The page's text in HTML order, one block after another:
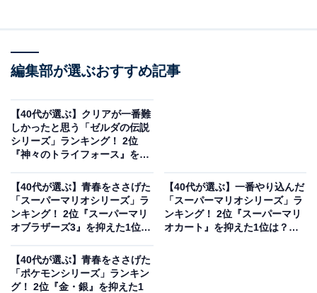
ることで利用できる「セーブ機能」を大いに利用した作
品で、当時のプレーヤーに大きな衝撃を与えました。謎
を自ら埋めながら進める探索の楽しさは唯一無二と評す
る人も多くいます。
ンファミコンでプレイした思い出があります」（40代男
性／愛知県）、「裏面攻略のためにノートにたくさんメ
モをとっていた」（40代女性／東京都）、「ディスクシ
ステムで初めて購入したものだったため」（40代男性／
北海道）などのコメントがありました。
編集部が選ぶおすすめ記事
【40代が選ぶ】クリアが一番難
しかったと思う「ゼルダの伝説
シリーズ」ランキング！ 2位
『神々のトライフォース』を抑
【40代が選ぶ】青春をささげた
「スーパーマリオシリーズ」ラ
ンキング！ 2位『スーパーマリ
オブラザーズ3』を抑えた1位
【40代が選ぶ】一番やり込んだ
「スーパーマリオシリーズ」ラ
ンキング！ 2位『スーパーマリ
オカート』を抑えた1位は？
【40代が選ぶ】青春をささげた
「ポケモンシリーズ」ランキン
グ！ 2位『金・銀』を抑えた1